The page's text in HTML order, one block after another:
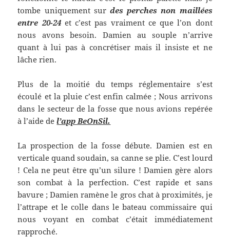
tombe uniquement sur des perches non maillées
entre 20-24et c’est pas vraiment ce que l’on dont
nous avons besoin. Damien au souple n’arrive
quant à lui pas à concrétiser mais il insiste et ne
lâche rien.
Plus de la moitié du temps réglementaire s’est
écoulé et la pluie c’est enfin calmée ; Nous arrivons
dans le secteur de la fosse que nous avions repérée
à l’aide del’app BeOnSil.
La prospection de la fosse débute. Damien est en
verticale quand soudain, sa canne se plie. C’est lourd
! Cela ne peut être qu’un silure ! Damien gère alors
son combat à la perfection. C’est rapide et sans
bavure ; Damien ramène le gros chat à proximités, je
l’attrape et le colle dans le bateau commissaire qui
nous voyant en combat c’était immédiatement
rapproché.